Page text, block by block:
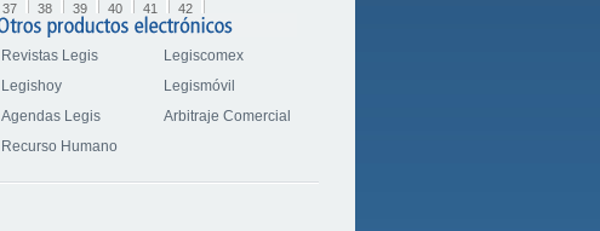
37 38 39 40 41 42
Revistas Legis
Legiscomex
Legishoy
Legismóvil
Agendas Legis
Arbitraje Comercial
Recurso Humano